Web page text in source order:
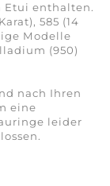
Etui enthalten.
585 (14
Modelle
(950)
nach Ihren
eine
leider